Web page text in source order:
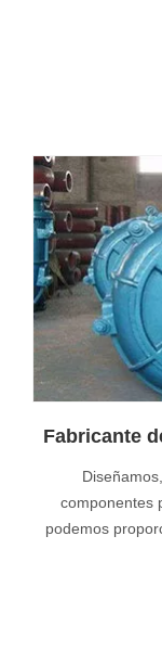
componentes
podemos
dragado desde
la draga se